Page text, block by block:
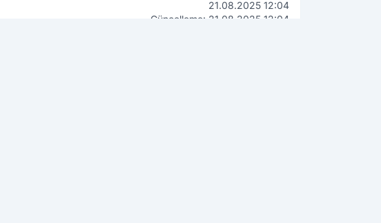
21.08.2025 12:04
Güncelleme: 21.08.2025 12:04